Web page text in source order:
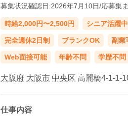
募集状況確認日:2026年7月10日/応募集
時給2,000円〜2,500円 シニア活躍中
完全週休2日制 ブランクOK 副業
Web面接可能 年齢不問 学歴不問
大阪府 大阪市 中央区 高麗橋4-1-1-
仕事内容